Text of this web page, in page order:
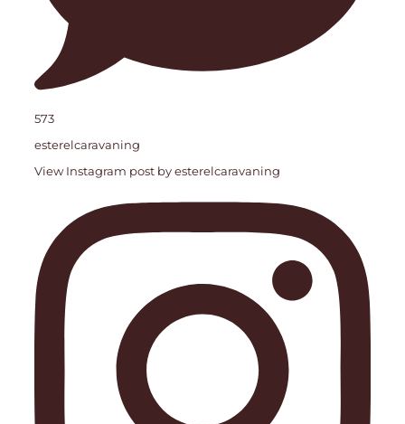
573
esterelcaravaning
View Instagram post by esterelcaravaning